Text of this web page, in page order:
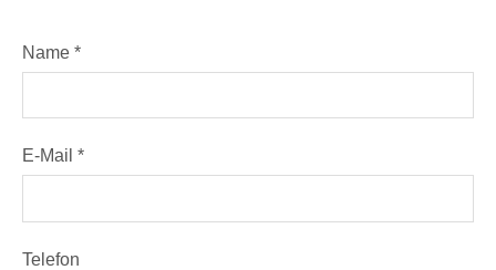
Name *
E-Mail *
Telefon